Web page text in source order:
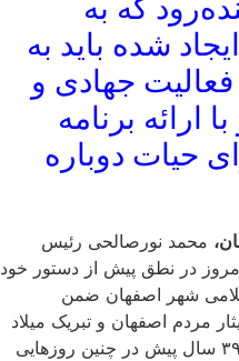
شده باید به
فعالیت جهادی و
ارائه برنامه
حیات دوباره
محمد نورصالحی رئیس
در نطق پیش از دستور خود
شهر اصفهان ضمن
و ایثار مردم اصفهان و تبریک میلاد
امام حسن عسگری(ع) اظهار کرد: ۳۹ سال پیش در چنین روزهایی